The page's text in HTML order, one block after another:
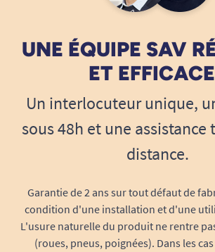
UNE ÉQUIPE SAV
ET
Un interlocuteur unique,
sous 48h et une assistance
distance.
Garantie de 2 ans sur tout défaut de
condition d'une installation et d'une
L'usure naturelle du produit ne rentre
(roues, pneus, poignées). Dans les